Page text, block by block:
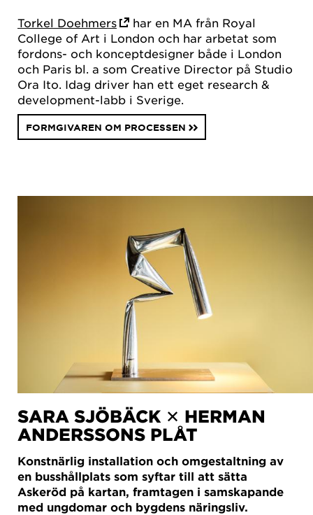
Torkel Doehmers
har en MA från Royal
College of Art i London och har arbetat som
fordons- och konceptdesigner både i London
och Paris bl. a som Creative Director på Studio
Ora Ito. Idag driver han ett eget research &
development-labb i Sverige.
FORMGIVAREN OM PROCESSEN
SARA SJÖBÄCK ✕ HERMAN
ANDERSSONS PLÅT
Konstnärlig installation och omgestaltning av
en busshållplats som syftar till att sätta
Askeröd på kartan, framtagen i samskapande
med ungdomar och bygdens näringsliv.